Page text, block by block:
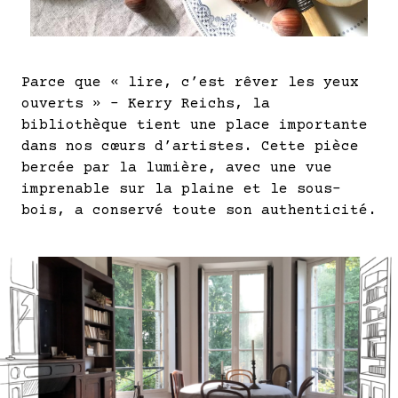
Parce que « lire, c’est rêver les yeux
ouverts » – Kerry Reichs, la
bibliothèque tient une place importante
dans nos cœurs d’artistes. Cette pièce
bercée par la lumière, avec une vue
imprenable sur la plaine et le sous-
bois, a conservé toute son authenticité.